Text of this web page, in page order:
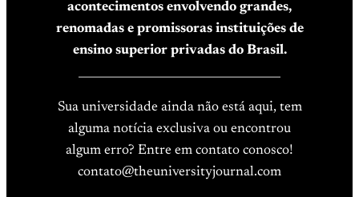
acontecimentos envolvendo grandes,
renomadas e promissoras instituições de
ensino superior privadas do Brasil.
Sua universidade ainda não está aqui, tem
alguma notícia exclusiva ou encontrou
algum erro? Entre em contato conosco!
contato@theuniversityjournal.com